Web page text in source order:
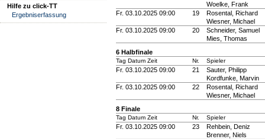
Hilfe zu click-TT
Ergebniserfassung
Woelke, Frank
Fr. 03.10.2025 09:00
19
Rosental, Richard
Wiesner, Michael
Fr. 03.10.2025 09:00
20
Schneider, Samuel
Mies, Thomas
6 Halbfinale
Tag Datum Zeit Nr. Spieler
Fr. 03.10.2025 09:00 21
Sauter, Philipp
Kordfunke, Marvin
Fr. 03.10.2025 09:00
22
Rosental, Richard
Wiesner, Michael
8 Finale
Tag Datum Zeit Nr. Spieler
Fr. 03.10.2025 09:00 23
Rehbein, Deniz
Brenner, Niels